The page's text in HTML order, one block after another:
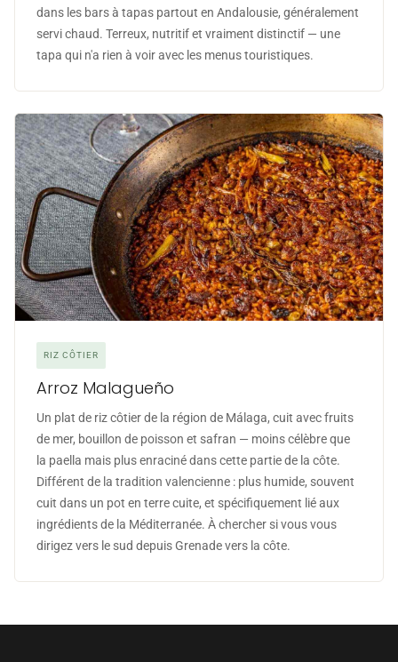
dans les bars à tapas partout en Andalousie, généralement
servi chaud. Terreux, nutritif et vraiment distinctif — une
tapa qui n'a rien à voir avec les menus touristiques.
RIZ CÔTIER
Arroz Malagueño
Un plat de riz côtier de la région de Málaga, cuit avec fruits
de mer, bouillon de poisson et safran — moins célèbre que
la paella mais plus enraciné dans cette partie de la côte.
Différent de la tradition valencienne : plus humide, souvent
cuit dans un pot en terre cuite, et spécifiquement lié aux
ingrédients de la Méditerranée. À chercher si vous vous
dirigez vers le sud depuis Grenade vers la côte.